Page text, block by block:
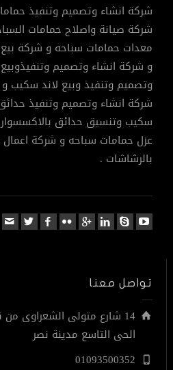
شركة انشاء وتصميم وتنفيذ
شركة صيانة واصلاح حمامات
معدات حمامات سباحه و شركة
و شركة انشاء وتصميم
وتصميم وتنفيذ وبيع لاند
شركة انشاء وتصميم وتنفيذ
سكيب وتنسيق حدائق
عزل حمامات سباحه و شركة اعمال
بالرشاشات .
تواصل معنا
14 شارع متولى الشعراوى
الحى التاسع مدينة نصر
01093500352